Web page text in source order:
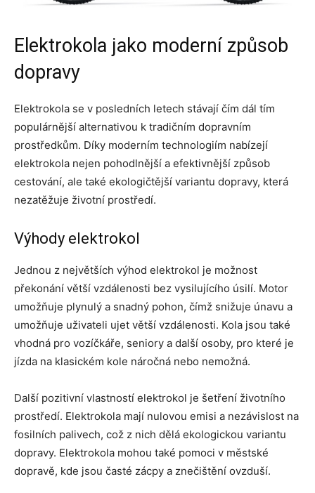
Elektrokola jako moderní způsob
dopravy
Elektrokola se v posledních letech stávají čím dál tím
populárnější alternativou k tradičním dopravním
prostředkům. Díky moderním technologiím nabízejí
elektrokola nejen pohodlnější a efektivnější způsob
cestování, ale také ekologičtější variantu dopravy, která
nezatěžuje životní prostředí.
Výhody elektrokol
Jednou z největších výhod elektrokol je možnost
překonání větší vzdálenosti bez vysilujícího úsilí. Motor
umožňuje plynulý a snadný pohon, čímž snižuje únavu a
umožňuje uživateli ujet větší vzdálenosti. Kola jsou také
vhodná pro vozíčkáře, seniory a další osoby, pro které je
jízda na klasickém kole náročná nebo nemožná.
Další pozitivní vlastností elektrokol je šetření životního
prostředí. Elektrokola mají nulovou emisi a nezávislost na
fosilních palivech, což z nich dělá ekologickou variantu
dopravy. Elektrokola mohou také pomoci v městské
dopravě, kde jsou časté zácpy a znečištění ovzduší.